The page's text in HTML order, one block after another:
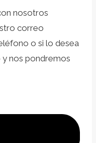
nosotros
correo
o si lo desea
nos pondremos